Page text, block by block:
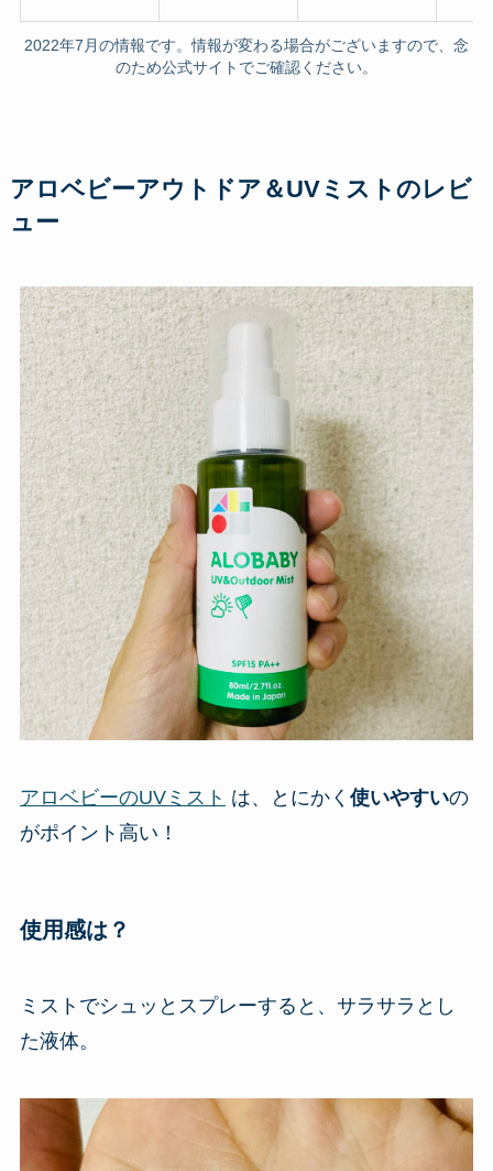
2022年7月の情報です。情報が変わる場合がございますので、念
のため公式サイトでご確認ください。
アロベビーアウトドア＆UVミストのレビ
ュー
アロベビーのUVミスト は、とにかく 使いやすいの
がポイント高い！
使用感は？
ミストでシュッとスプレーすると、サラサラとし
た液体。